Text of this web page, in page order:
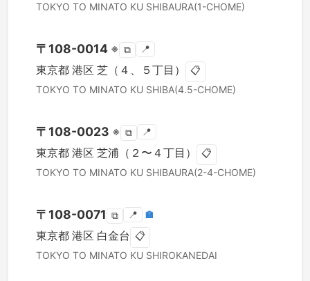
TOKYO TO MINATO KU SHIBAURA(1-CHOME)
〒 108-0014 ※ ⧉ 📍
東京都 港区 芝（４、５丁目） 📋
TOKYO TO MINATO KU SHIBA(4.5-CHOME)
〒 108-0023 ※ ⧉ 📍
東京都 港区 芝浦（２〜４丁目） 📋
TOKYO TO MINATO KU SHIBAURA(2-4-CHOME)
〒 108-0071 ⧉ 📍 🏣
東京都 港区 白金台 📋
TOKYO TO MINATO KU SHIROKANEDAI